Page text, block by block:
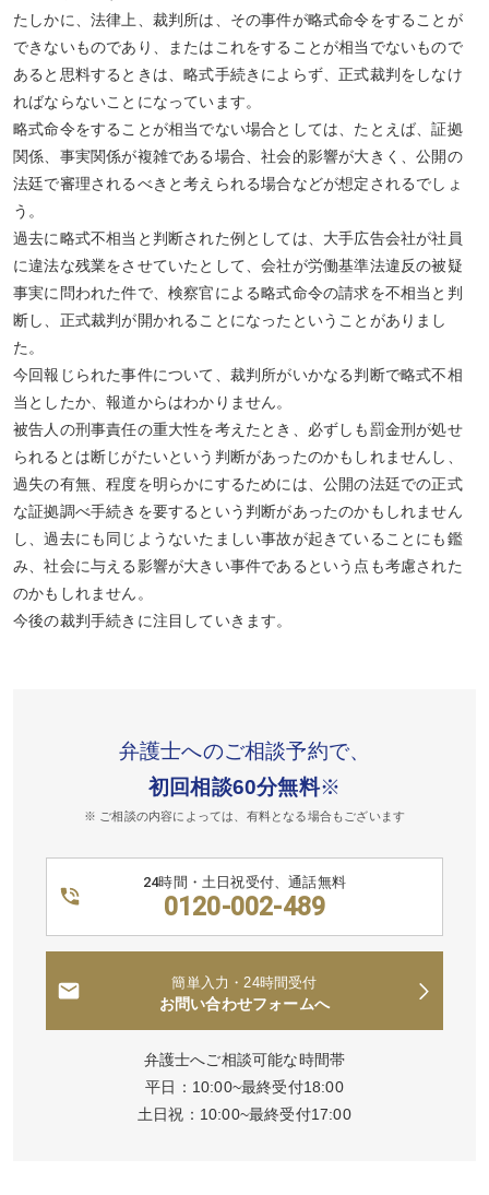
たしかに、法律上、裁判所は、その事件が略式命令をすることが
できないものであり、またはこれをすることが相当でないもので
あると思料するときは、略式手続きによらず、正式裁判をしなけ
ればならないことになっています。
略式命令をすることが相当でない場合としては、たとえば、証拠
関係、事実関係が複雑である場合、社会的影響が大きく、公開の
法廷で審理されるべきと考えられる場合などが想定されるでしょ
う。
過去に略式不相当と判断された例としては、大手広告会社が社員
に違法な残業をさせていたとして、会社が労働基準法違反の被疑
事実に問われた件で、検察官による略式命令の請求を不相当と判
断し、正式裁判が開かれることになったということがありまし
た。
今回報じられた事件について、裁判所がいかなる判断で略式不相
当としたか、報道からはわかりません。
被告人の刑事責任の重大性を考えたとき、必ずしも罰金刑が処せ
られるとは断じがたいという判断があったのかもしれませんし、
過失の有無、程度を明らかにするためには、公開の法廷での正式
な証拠調べ手続きを要するという判断があったのかもしれません
し、過去にも同じようないたましい事故が起きていることにも鑑
み、社会に与える影響が大きい事件であるという点も考慮された
のかもしれません。
今後の裁判手続きに注目していきます。
弁護士へのご相談予約で、
初回相談60分無料※
※ ご相談の内容によっては、有料となる場合もございます
24時間・土日祝受付、通話無料
0120-002-489
簡単入力・24時間受付
お問い合わせフォームへ
弁護士へご相談可能な時間帯
平日：10:00~最終受付18:00
土日祝：10:00~最終受付17:00